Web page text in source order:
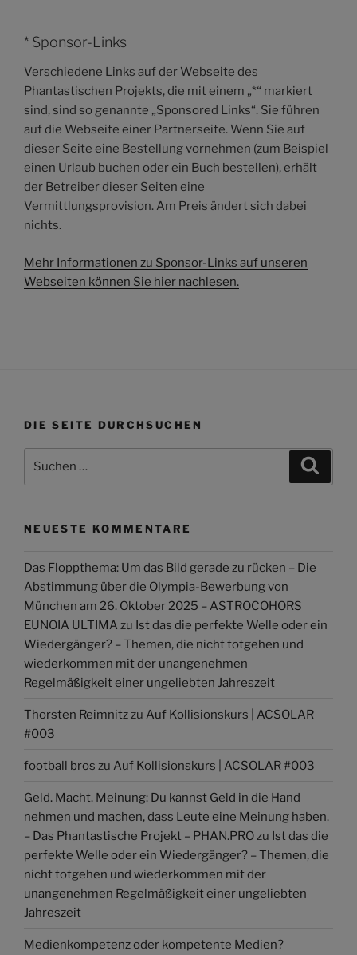
* Sponsor-Links
Verschiedene Links auf der Webseite des
Phantastischen Projekts, die mit einem „*“ markiert
sind, sind so genannte „Sponsored Links“. Sie führen
auf die Webseite einer Partnerseite. Wenn Sie auf
dieser Seite eine Bestellung vornehmen (zum Beispiel
einen Urlaub buchen oder ein Buch bestellen), erhält
der Betreiber dieser Seiten eine
Vermittlungsprovision. Am Preis ändert sich dabei
nichts.
Mehr Informationen zu Sponsor-Links auf unseren
Webseiten können Sie hier nachlesen.
DIE SEITE DURCHSUCHEN
NEUESTE KOMMENTARE
Das Floppthema: Um das Bild gerade zu rücken – Die
Abstimmung über die Olympia-Bewerbung von
München am 26. Oktober 2025 – ASTROCOHORS
EUNOIA ULTIMA zu Ist das die perfekte Welle oder ein
Wiedergänger? – Themen, die nicht totgehen und
wiederkommen mit der unangenehmen
Regelmäßigkeit einer ungeliebten Jahreszeit
Thorsten Reimnitz zu Auf Kollisionskurs | ACSOLAR
#003
football bros zu Auf Kollisionskurs | ACSOLAR #003
Geld. Macht. Meinung: Du kannst Geld in die Hand
nehmen und machen, dass Leute eine Meinung haben.
– Das Phantastische Projekt – PHAN.PRO zu Ist das die
perfekte Welle oder ein Wiedergänger? – Themen, die
nicht totgehen und wiederkommen mit der
unangenehmen Regelmäßigkeit einer ungeliebten
Jahreszeit
Medienkompetenz oder kompetente Medien?